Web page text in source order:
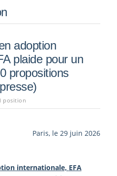
adoption
plaide pour un
propositions
position
Paris, le 29 juin 2026
internationale, EFA